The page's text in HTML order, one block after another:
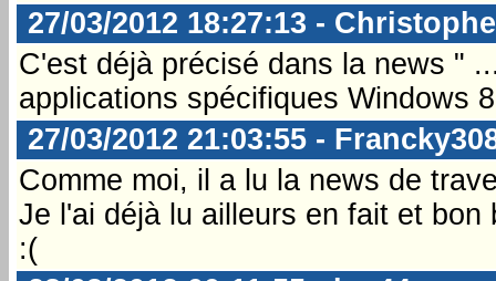
27/03/2012 18:27:13 -
C'est déjà précisé dans la news "
applications spécifiques Windows
27/03/2012 21:03:55 -
Comme moi, il a lu la news de
Je l'ai déjà lu ailleurs en fait et
:(